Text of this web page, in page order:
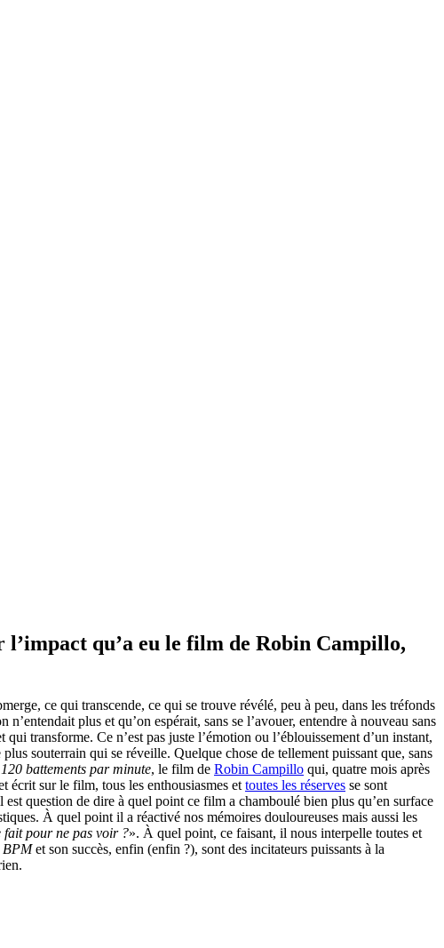
l’impact qu’a eu le film de Robin Campillo,
ce qui transcende, ce qui se trouve révélé, peu à peu, dans les tréfonds
plus et qu’on espérait, sans se l’avouer, entendre à nouveau sans
transforme. Ce n’est pas juste l’émotion ou l’éblouissement d’un instant,
souterrain qui se réveille. Quelque chose de tellement puissant que, sans
120 battements par minute, le film de Robin Campillo qui, quatre mois après
écrit sur le film, tous les enthousiasmes et toutes les réserves se sont
question de dire à quel point ce film a chamboulé bien plus qu’en surface
À quel point il a réactivé nos mémoires douloureuses mais aussi les
fait pour ne pas voir ?». À quel point, ce faisant, il nous interpelle toutes et
BPMet son succès, enfin (enfin ?), sont des incitateurs puissants à la